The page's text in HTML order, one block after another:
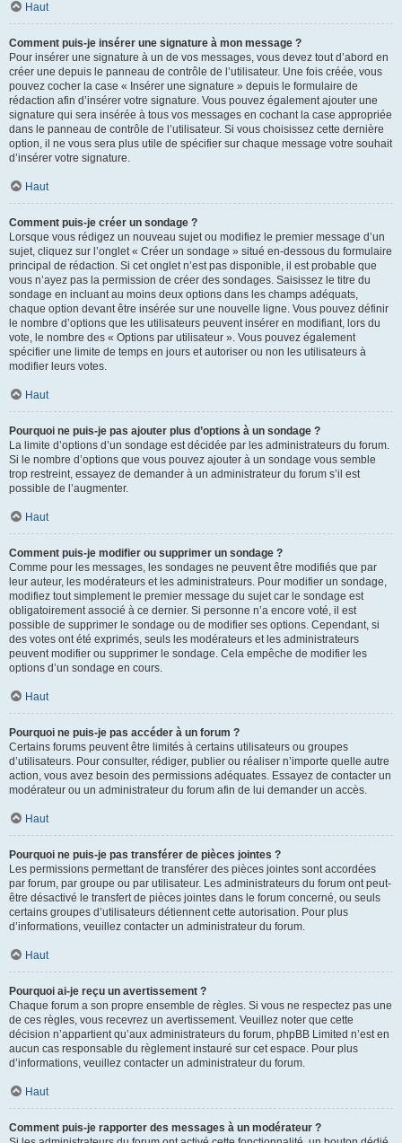
Haut
Comment puis-je insérer une signature à mon message ?
Pour insérer une signature à un de vos messages, vous devez tout d’abord en
créer une depuis le panneau de contrôle de l’utilisateur. Une fois créée, vous
pouvez cocher la case « Insérer une signature » depuis le formulaire de
rédaction afin d’insérer votre signature. Vous pouvez également ajouter une
signature qui sera insérée à tous vos messages en cochant la case appropriée
dans le panneau de contrôle de l’utilisateur. Si vous choisissez cette dernière
option, il ne vous sera plus utile de spécifier sur chaque message votre souhait
d’insérer votre signature.
Haut
Comment puis-je créer un sondage ?
Lorsque vous rédigez un nouveau sujet ou modifiez le premier message d’un
sujet, cliquez sur l’onglet « Créer un sondage » situé en-dessous du formulaire
principal de rédaction. Si cet onglet n’est pas disponible, il est probable que
vous n’ayez pas la permission de créer des sondages. Saisissez le titre du
sondage en incluant au moins deux options dans les champs adéquats,
chaque option devant être insérée sur une nouvelle ligne. Vous pouvez définir
le nombre d’options que les utilisateurs peuvent insérer en modifiant, lors du
vote, le nombre des « Options par utilisateur ». Vous pouvez également
spécifier une limite de temps en jours et autoriser ou non les utilisateurs à
modifier leurs votes.
Haut
Pourquoi ne puis-je pas ajouter plus d’options à un sondage ?
La limite d’options d’un sondage est décidée par les administrateurs du forum.
Si le nombre d’options que vous pouvez ajouter à un sondage vous semble
trop restreint, essayez de demander à un administrateur du forum s’il est
possible de l’augmenter.
Haut
Comment puis-je modifier ou supprimer un sondage ?
Comme pour les messages, les sondages ne peuvent être modifiés que par
leur auteur, les modérateurs et les administrateurs. Pour modifier un sondage,
modifiez tout simplement le premier message du sujet car le sondage est
obligatoirement associé à ce dernier. Si personne n’a encore voté, il est
possible de supprimer le sondage ou de modifier ses options. Cependant, si
des votes ont été exprimés, seuls les modérateurs et les administrateurs
peuvent modifier ou supprimer le sondage. Cela empêche de modifier les
options d’un sondage en cours.
Haut
Pourquoi ne puis-je pas accéder à un forum ?
Certains forums peuvent être limités à certains utilisateurs ou groupes
d’utilisateurs. Pour consulter, rédiger, publier ou réaliser n’importe quelle autre
action, vous avez besoin des permissions adéquates. Essayez de contacter un
modérateur ou un administrateur du forum afin de lui demander un accès.
Haut
Pourquoi ne puis-je pas transférer de pièces jointes ?
Les permissions permettant de transférer des pièces jointes sont accordées
par forum, par groupe ou par utilisateur. Les administrateurs du forum ont peut-
être désactivé le transfert de pièces jointes dans le forum concerné, ou seuls
certains groupes d’utilisateurs détiennent cette autorisation. Pour plus
d’informations, veuillez contacter un administrateur du forum.
Haut
Pourquoi ai-je reçu un avertissement ?
Chaque forum a son propre ensemble de règles. Si vous ne respectez pas une
de ces règles, vous recevrez un avertissement. Veuillez noter que cette
décision n’appartient qu’aux administrateurs du forum, phpBB Limited n’est en
aucun cas responsable du règlement instauré sur cet espace. Pour plus
d’informations, veuillez contacter un administrateur du forum.
Haut
Comment puis-je rapporter des messages à un modérateur ?